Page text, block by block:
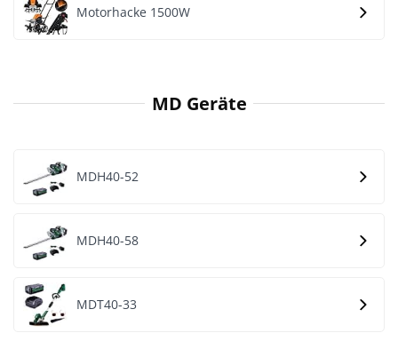
Motorhacke 1500W
MD Geräte
MDH40-52
MDH40-58
MDT40-33